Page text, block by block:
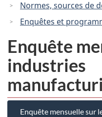
Normes, sources de
Enquêtes et
Enquête
industries
Enquête mensuelle sur